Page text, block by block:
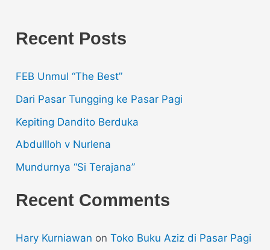
Recent Posts
FEB Unmul “The Best”
Dari Pasar Tungging ke Pasar Pagi
Kepiting Dandito Berduka
Abdullloh v Nurlena
Mundurnya “Si Terajana”
Recent Comments
Hary Kurniawan onToko Buku Aziz di Pasar Pagi